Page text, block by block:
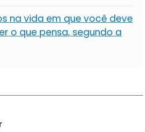
na vida em que você deve
o que pensa, segundo a